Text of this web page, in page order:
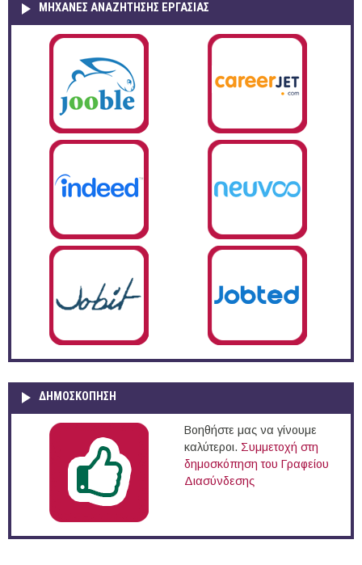
ΜΗΧΑΝΕΣ ΑΝΑΖΗΤΗΣΗΣ ΕΡΓΑΣΙΑΣ
ΔΗΜΟΣΚΌΠΗΣΗ
Βοηθήστε μας να γίνουμε
καλύτεροι. Συμμετοχή στη
δημοσκόπηση του Γραφείου
Διασύνδεσης